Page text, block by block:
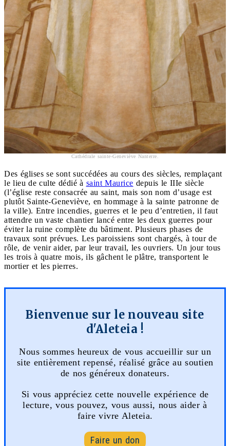
Cathédrale sainte-Geneviève Nanterre.
Des églises se sont succédées au cours des siècles, remplaçant
le lieu de culte dédié à saint Maurice depuis le IIIe siècle
(l’église reste consacrée au saint, mais son nom d’usage est
plutôt Sainte-Geneviève, en hommage à la sainte patronne de
la ville). Entre incendies, guerres et le peu d’entretien, il faut
attendre un vaste chantier lancé entre les deux guerres pour
éviter la ruine complète du bâtiment. Plusieurs phases de
travaux sont prévues. Les paroissiens sont chargés, à tour de
rôle, de venir aider, par leur travail, les ouvriers. Un jour tous
les trois à quatre mois, ils gâchent le plâtre, transportent le
mortier et les pierres.
Bienvenue sur le nouveau site
d'Aleteia !
Nous sommes heureux de vous accueillir sur un
site entièrement repensé, réalisé grâce au soutien
de nos généreux donateurs.
Si vous appréciez cette nouvelle expérience de
lecture, vous pouvez, vous aussi, nous aider à
faire vivre Aleteia.
Faire un don